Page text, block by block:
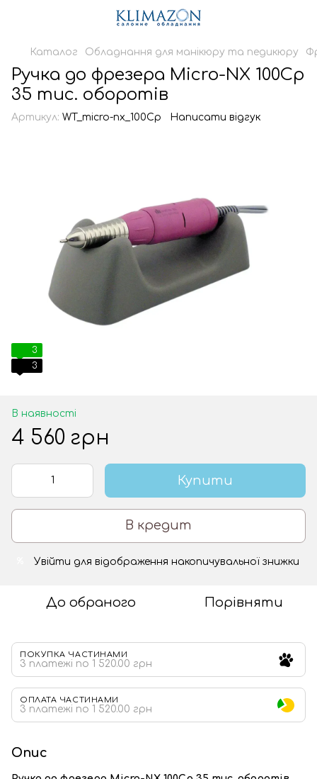
Каталог Обладнання для манікюру та педикюру
Ручка до фрезера Micro-NX 100Cp
35 тис. оборотів
Артикул: WT_micro-nx_100Cp Написати відгук
3
3
В наявності
4 560 грн
Купити
В кредит
Увійти для відображення накопичувальної знижки
До обраного Порівняти
ПОКУПКА ЧАСТИНАМИ
3 платежі по 1 520.00 грн
ОПЛАТА ЧАСТИНАМИ
3 платежі по 1 520.00 грн
Опис